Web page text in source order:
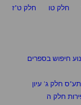
חלק טו
חלק ט"ז
חיפוש בספרים
תע"ס חלק ג' עיון
חלק ה